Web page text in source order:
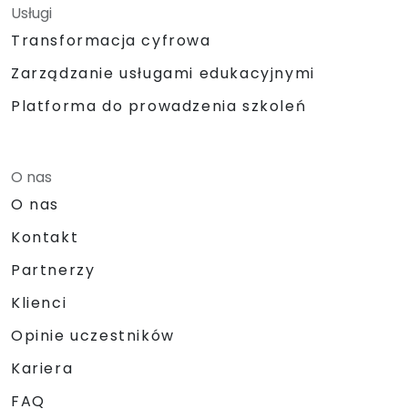
Usługi
Transformacja cyfrowa
Zarządzanie usługami edukacyjnymi
Platforma do prowadzenia szkoleń
O nas
O nas
Kontakt
Partnerzy
Klienci
Opinie uczestników
Kariera
FAQ